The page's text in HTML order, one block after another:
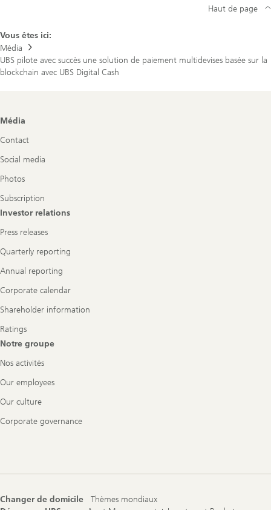
Vous êtes ici:
Média
UBS pilote avec succès une solution de paiement multidevises basée sur la
blockchain avec UBS Digital Cash
Haut de page
Footer
Média
Contact
Social media
Photos
Subscription
Investor relations
Press releases
Quarterly reporting
Annual reporting
Corporate calendar
Shareholder information
Ratings
Notre groupe
Nos activités
Our employees
Our culture
Corporate governance
Changer de domicile
Thèmes mondiaux